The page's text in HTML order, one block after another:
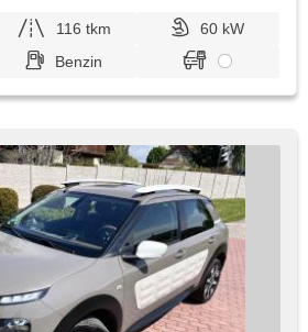
116 tkm
60 kW
Benzin